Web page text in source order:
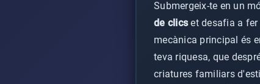
Submergeix-te en un
de clicset desafia a fer
mecànica principal és
teva riquesa, que
criatures familiars